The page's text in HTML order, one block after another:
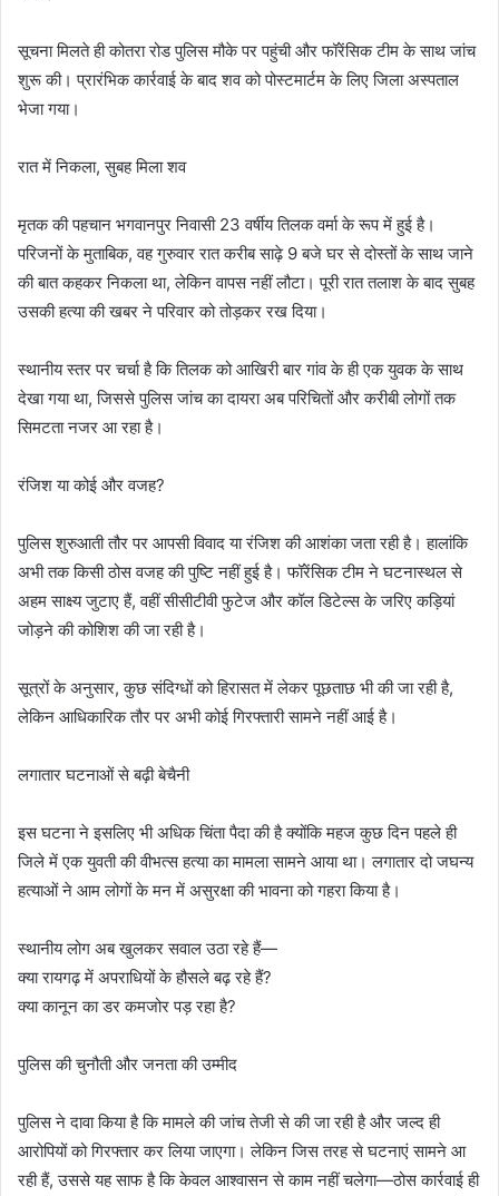
सूचना मिलते ही कोतरा रोड पुलिस मौके पर पहुंची और फॉरेंसिक टीम के साथ जांच
शुरू की। प्रारंभिक कार्रवाई के बाद शव को पोस्टमार्टम के लिए जिला अस्पताल
भेजा गया।
रात में निकला, सुबह मिला शव
मृतक की पहचान भगवानपुर निवासी 23 वर्षीय तिलक वर्मा के रूप में हुई है।
परिजनों के मुताबिक, वह गुरुवार रात करीब साढ़े 9 बजे घर से दोस्तों के साथ जाने
की बात कहकर निकला था, लेकिन वापस नहीं लौटा। पूरी रात तलाश के बाद सुबह
उसकी हत्या की खबर ने परिवार को तोड़कर रख दिया।
स्थानीय स्तर पर चर्चा है कि तिलक को आखिरी बार गांव के ही एक युवक के साथ
देखा गया था, जिससे पुलिस जांच का दायरा अब परिचितों और करीबी लोगों तक
सिमटता नजर आ रहा है।
रंजिश या कोई और वजह?
पुलिस शुरुआती तौर पर आपसी विवाद या रंजिश की आशंका जता रही है। हालांकि
अभी तक किसी ठोस वजह की पुष्टि नहीं हुई है। फॉरेंसिक टीम ने घटनास्थल से
अहम साक्ष्य जुटाए हैं, वहीं सीसीटीवी फुटेज और कॉल डिटेल्स के जरिए कड़ियां
जोड़ने की कोशिश की जा रही है।
सूत्रों के अनुसार, कुछ संदिग्धों को हिरासत में लेकर पूछताछ भी की जा रही है,
लेकिन आधिकारिक तौर पर अभी कोई गिरफ्तारी सामने नहीं आई है।
लगातार घटनाओं से बढ़ी बेचैनी
इस घटना ने इसलिए भी अधिक चिंता पैदा की है क्योंकि महज कुछ दिन पहले ही
जिले में एक युवती की वीभत्स हत्या का मामला सामने आया था। लगातार दो जघन्य
हत्याओं ने आम लोगों के मन में असुरक्षा की भावना को गहरा किया है।
स्थानीय लोग अब खुलकर सवाल उठा रहे हैं—
क्या रायगढ़ में अपराधियों के हौसले बढ़ रहे हैं?
क्या कानून का डर कमजोर पड़ रहा है?
पुलिस की चुनौती और जनता की उम्मीद
पुलिस ने दावा किया है कि मामले की जांच तेजी से की जा रही है और जल्द ही
आरोपियों को गिरफ्तार कर लिया जाएगा। लेकिन जिस तरह से घटनाएं सामने आ
रही हैं, उससे यह साफ है कि केवल आश्वासन से काम नहीं चलेगा—ठोस कार्रवाई ही